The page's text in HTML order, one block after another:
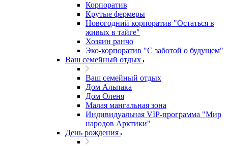
Корпоратив
Крутые фермеры
Новогодний корпоратив "Остаться в
живых в тайге"
Хозяин ранчо
Эко-корпоратив "С заботой о будущем"
Ваш семейный отдых
Ваш семейный отдых
Дом Альпака
Дом Оленя
Малая мангальная зона
Индивидуальная VIP-программа "Мир
народов Арктики"
День рождения